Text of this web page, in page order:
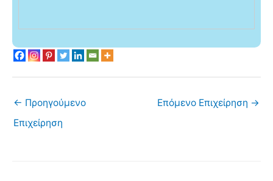
← Προηγούμενο
Επιχείρηση
Επόμενο Επιχείρηση →